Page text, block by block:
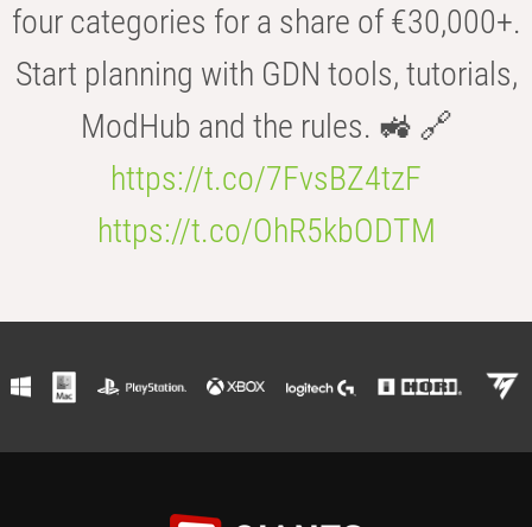
four categories for a share of €30,000+.
Start planning with GDN tools, tutorials,
ModHub and the rules. 🚜 🔗
https://t.co/7FvsBZ4tzF
https://t.co/OhR5kbODTM